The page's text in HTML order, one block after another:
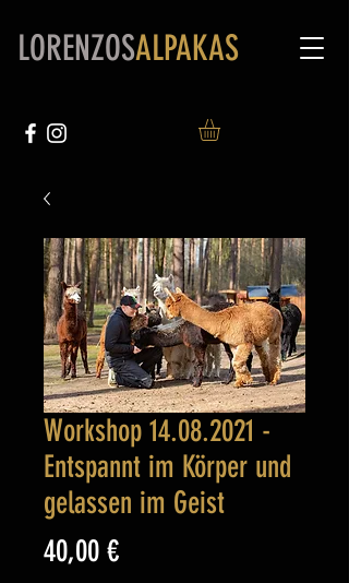
LORENZOSALPAKAS
Workshop 14.08.2021 -
Entspannt im Körper und
gelassen im Geist
40,00 €Preis